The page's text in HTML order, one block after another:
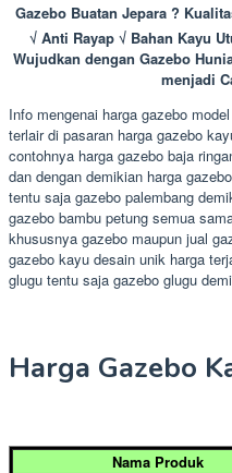
Gazebo Buatan Jepara ?
√ Anti Rayap √ Bahan Kayu
Wujudkan dengan Gazebo
menjadi
Info mengenai harga gazebo
terlair di pasaran harga gazebo
contohnya harga gazebo baja
dan dengan demikian harga
tentu saja gazebo palembang
gazebo bambu petung semua
khususnya gazebo maupun jual
gazebo kayu desain unik harga
glugu tentu saja gazebo glugu
Harga Gazebo
Nama Produk